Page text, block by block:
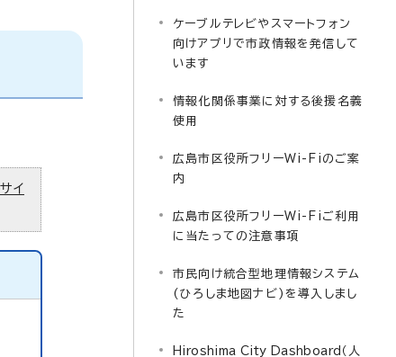
イ
ケーブルテレビやスマートフォン
向けアプリで市政情報を発信して
います
情報化関係事業に対する後援名義
使用
広島市区役所フリーWi-Fiのご案
内
広島市区役所フリーWi-Fiご利用
に当たっての注意事項
市民向け統合型地理情報システム
(ひろしま地図ナビ)を導入しまし
た
Hiroshima City Dashboard （人